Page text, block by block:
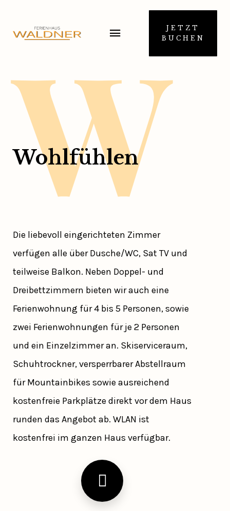
JETZT
BUCHEN
W
Wohlfühlen
Die liebevoll eingerichteten Zimmer
verfügen alle über Dusche/WC, Sat TV und
teilweise Balkon. Neben Doppel- und
Dreibettzimmern bieten wir auch eine
Ferienwohnung für 4 bis 5 Personen, sowie
zwei Ferienwohnungen für je 2 Personen
und ein Einzelzimmer an. Skiserviceraum,
Schuhtrockner, versperrbarer Abstellraum
für Mountainbikes sowie ausreichend
kostenfreie Parkplätze direkt vor dem Haus
runden das Angebot ab. WLAN ist
kostenfrei im ganzen Haus verfügbar.